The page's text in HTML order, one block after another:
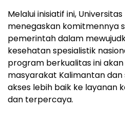
Melalui inisiatif ini,
menegaskan komitmennya
pemerintah dalam
kesehatan spesialistik
program berkualitas ini
masyarakat Kalimantan
akses lebih baik ke layanan
dan terpercaya.